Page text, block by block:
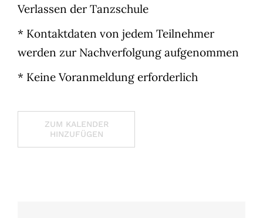
Verlassen der Tanzschule
* Kontaktdaten von jedem Teilnehmer
werden zur Nachverfolgung aufgenommen
* Keine Voranmeldung erforderlich
ZUM KALENDER
HINZUFÜGEN